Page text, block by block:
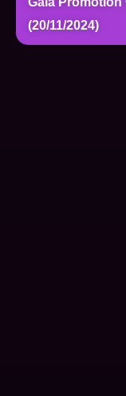
(20/11/2024)